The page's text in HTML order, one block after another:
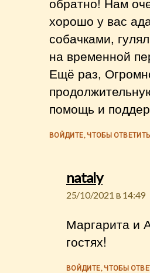
хорошо у вас
собачками,
на временной
Ещё раз,
помощь и
ВОЙДИТЕ, ЧТОБЫ ОТВЕТИТЬ
natalyпишет:
25/10/2021 в 14:49
Маргарита и
гостях!
ВОЙДИТЕ, ЧТОБЫ